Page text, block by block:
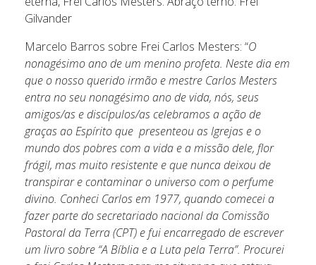
Gilvander
Marcelo Barros sobre Frei Carlos Mesters: “O
nonagésimo ano de um menino profeta. Neste dia em
que o nosso querido irmão e mestre Carlos Mesters
entra no seu nonagésimo ano de vida, nós, seus
amigos/as e discípulos/as celebramos a ação de
graças ao Espírito que presenteou as Igrejas e o
mundo dos pobres com a vida e a missão dele, flor
frágil, mas muito resistente e que nunca deixou de
transpirar e contaminar o universo com o perfume
divino. Conheci Carlos em 1977, quando comecei a
fazer parte do secretariado nacional da Comissão
Pastoral da Terra (CPT) e fui encarregado de escrever
um livro sobre “A Bíblia e a Luta pela Terra”. Procurei